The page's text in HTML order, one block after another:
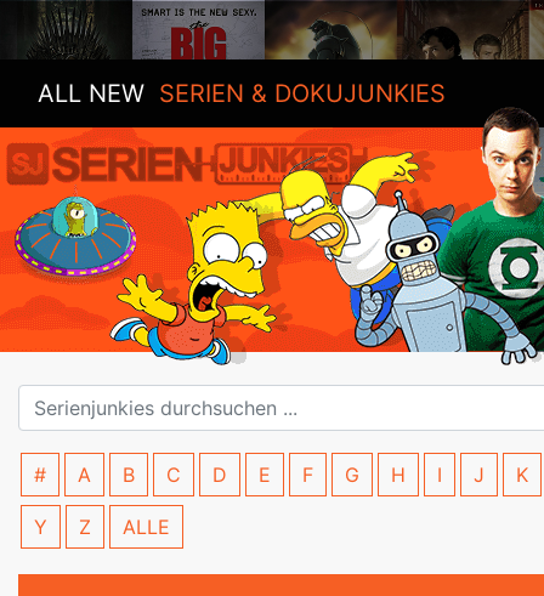
ALL NEW SERIEN & DOKUJUNKIES
# A B C D E F G H I J K
Y Z ALLE